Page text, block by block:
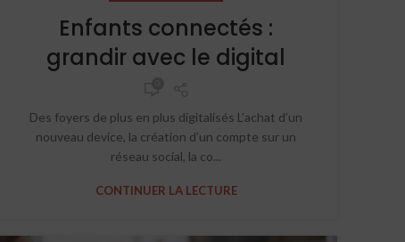
Enfants connectés :
grandir avec le digital
Des foyers de plus en plus digitalisés L’achat d’un
nouveau device, la création d’un compte sur un
réseau social, la co...
CONTINUER LA LECTURE